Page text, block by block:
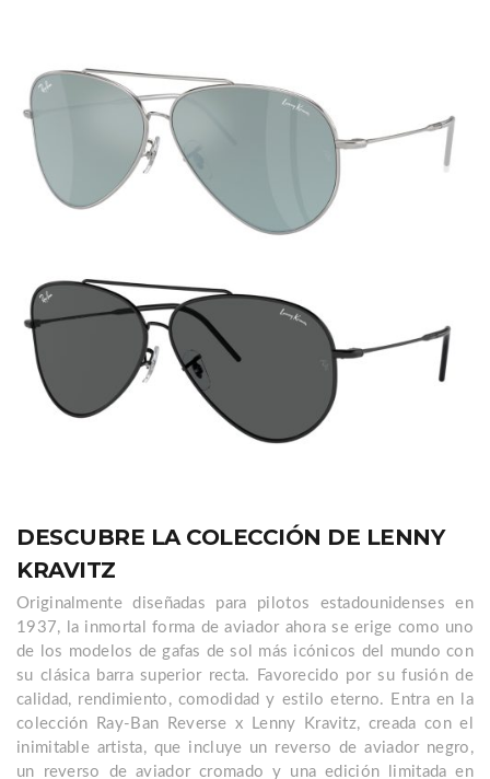
DESCUBRE LA COLECCIÓN DE LENNY
KRAVITZ
Originalmente diseñadas para pilotos estadounidenses en
1937, la inmortal forma de aviador ahora se erige como uno
de los modelos de gafas de sol más icónicos del mundo con
su clásica barra superior recta. Favorecido por su fusión de
calidad, rendimiento, comodidad y estilo eterno. Entra en la
colección Ray-Ban Reverse x Lenny Kravitz, creada con el
inimitable artista, que incluye un reverso de aviador negro,
un reverso de aviador cromado y una edición limitada en